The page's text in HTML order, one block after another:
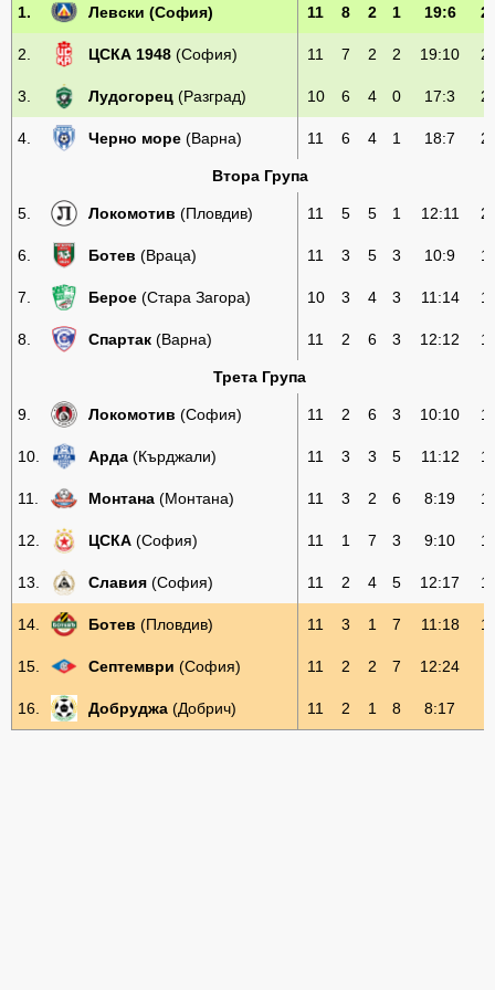
1. Левски (София) 11 8 2 1 19:6
2. ЦСКА 1948 (София) 11 7 2 2 19:10
3. Лудогорец (Разград) 10 6 4 0 17:3
4. Черно море (Варна) 11 6 4 1 18:7
Втора Група
5. Локомотив (Пловдив) 11 5 5 1 12:11
6. Ботев (Враца) 11 3 5 3 10:9
7. Берое (Стара Загора) 10 3 4 3 11:14
8. Спартак (Варна) 11 2 6 3 12:12
Трета Група
9. Локомотив (София) 11 2 6 3 10:10
10. Арда (Кърджали) 11 3 3 5 11:12
11. Монтана (Монтана) 11 3 2 6 8:19
12. ЦСКА (София) 11 1 7 3 9:10
13. Славия (София) 11 2 4 5 12:17
14. Ботев (Пловдив) 11 3 1 7 11:18
15. Септември (София) 11 2 2 7 12:24
16. Добруджа (Добрич) 11 2 1 8 8:17